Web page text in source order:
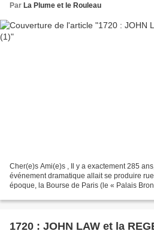
Par La Plume et le Rouleau
Cher(e)s Ami(e)s , Il y a exactement 285
événement dramatique allait se produire
époque, la Bourse de Paris (le « Palais
1720 : JOHN LAW et la